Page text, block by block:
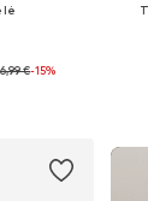
80, 80
€-15%